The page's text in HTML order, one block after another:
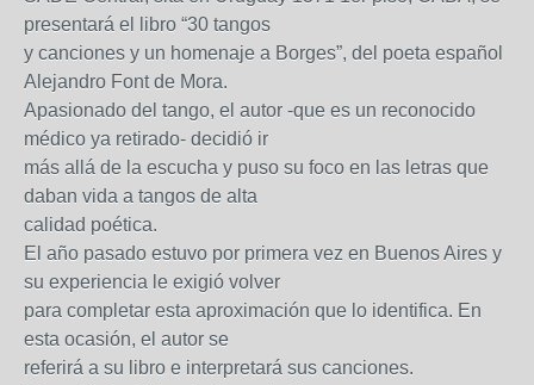
presentará el libro “30 tangos
y canciones y un homenaje a Borges”, del poeta español
Alejandro Font de Mora.
Apasionado del tango, el autor -que es un reconocido
médico ya retirado- decidió ir
más allá de la escucha y puso su foco en las letras que
daban vida a tangos de alta
calidad poética.
El año pasado estuvo por primera vez en Buenos Aires y
su experiencia le exigió volver
para completar esta aproximación que lo identifica. En
esta ocasión, el autor se
referirá a su libro e interpretará sus canciones.